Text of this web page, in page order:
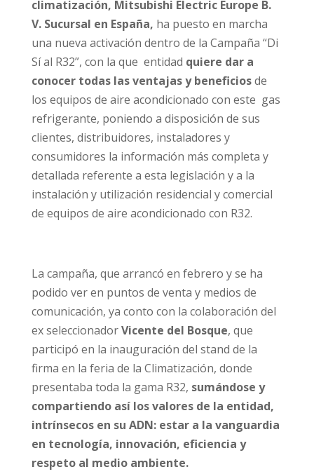
climatización, Mitsubishi Electric Europe B.
V. Sucursal en España, ha puesto en marcha
una nueva activación dentro de la Campaña “Di
Sí al R32”, con la que entidad quiere dar a
conocer todas las ventajas y beneficiosde
los equipos de aire acondicionado con este gas
refrigerante, poniendo a disposición de sus
clientes, distribuidores, instaladores y
consumidores la información más completa y
detallada referente a esta legislación y a la
instalación y utilización residencial y comercial
de equipos de aire acondicionado con R32.
La campaña, que arrancó en febrero y se ha
podido ver en puntos de venta y medios de
comunicación, ya conto con la colaboración del
ex seleccionadorVicente del Bosque, que
participó en la inauguración del stand de la
firma en la feria de la Climatización, donde
presentaba toda la gama R32, sumándose y
compartiendo así los valores de la entidad,
intrínsecos en su ADN: estar a la vanguardia
en tecnología, innovación, eficiencia y
respeto al medio ambiente.